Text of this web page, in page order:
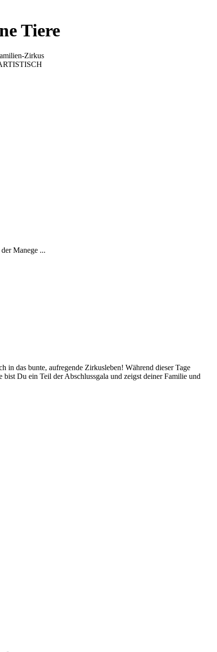
Tiere
Zirkus
Manege ...
das bunte, aufregende Zirkusleben! Während dieser Tage
Du ein Teil der Abschlussgala und zeigst deiner Familie und